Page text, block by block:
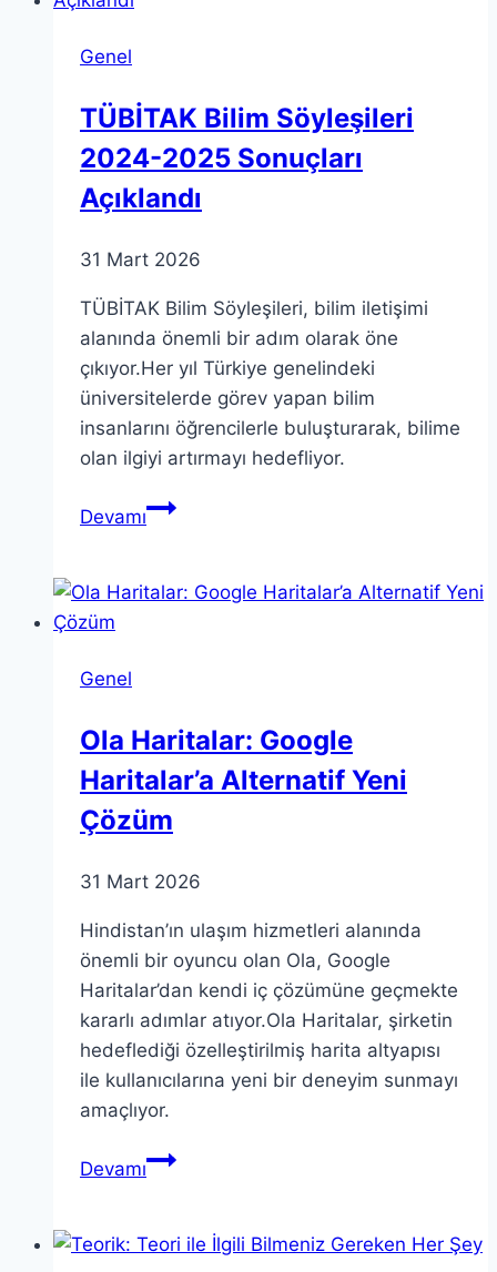
Genel
TÜBİTAK Bilim Söyleşileri
2024-2025 Sonuçları
Açıklandı
31 Mart 2026
TÜBİTAK Bilim Söyleşileri, bilim iletişimi
alanında önemli bir adım olarak öne
çıkıyor.Her yıl Türkiye genelindeki
üniversitelerde görev yapan bilim
insanlarını öğrencilerle buluşturarak, bilime
olan ilgiyi artırmayı hedefliyor.
DevamıTÜBİTAK
2024-
Genel
Ola Haritalar: Google
Haritalar’a Alternatif Yeni
Çözüm
31 Mart 2026
Hindistan’ın ulaşım hizmetleri alanında
önemli bir oyuncu olan Ola, Google
Haritalar’dan kendi iç çözümüne geçmekte
kararlı adımlar atıyor.Ola Haritalar, şirketin
hedeflediği özelleştirilmiş harita altyapısı
ile kullanıcılarına yeni bir deneyim sunmayı
amaçlıyor.
DevamıOla
Haritalar’a